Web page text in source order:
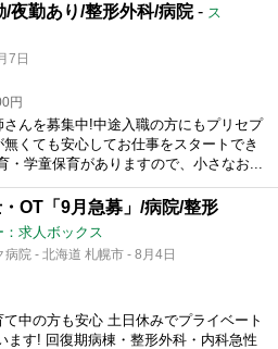
/夜勤あり/整形外科/病院- ス
7日
円
さんを募集中!中途入職の方にもプリセプ
くても安心してお仕事をスタートでき
・学童保育がありますので、小さなお...
OT「9月急募」/病院/整形
：求人ボックス
院 - 北海道 札幌市 - 8月4日
て中の方も安心 土日休みでプライベート
ます! 回復期病棟・整形外科・内科急性